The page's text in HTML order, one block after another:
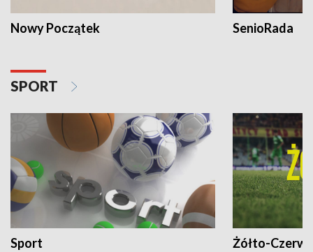
Nowy Początek SenioRada
SPORT
Sport Żółto-